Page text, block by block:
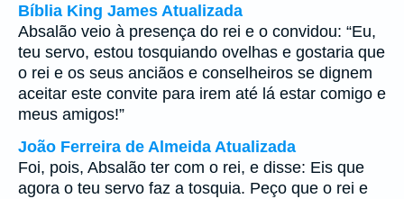
Bíblia King James Atualizada
Absalão veio à presença do rei e o convidou: “Eu,
teu servo, estou tosquiando ovelhas e gostaria que
o rei e os seus anciãos e conselheiros se dignem
aceitar este convite para irem até lá estar comigo e
meus amigos!”
João Ferreira de Almeida Atualizada
Foi, pois, Absalão ter com o rei, e disse: Eis que
agora o teu servo faz a tosquia. Peço que o rei e